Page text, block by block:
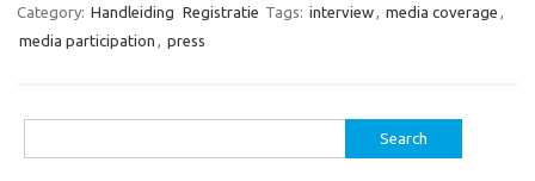
Category: Handleiding Registratie Tags: interview, media coverage ,
media participation , press
for: